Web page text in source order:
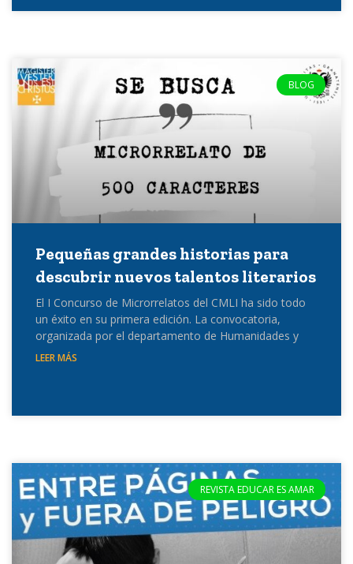
BLOG
Pequeñas grandes historias para
descubrir nuevos talentos literarios
El I Concurso de Microrrelatos del CMLI ha sido todo
un éxito en su primera edición. La convocatoria,
organizada por el departamento de Humanidades y
LEER MÁS
REVISTA EDUCAR ES AMAR